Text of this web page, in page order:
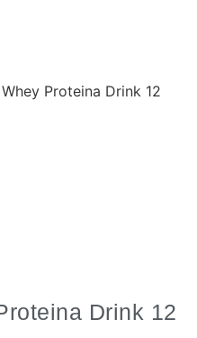
Proteina Drink 12
Drink 12